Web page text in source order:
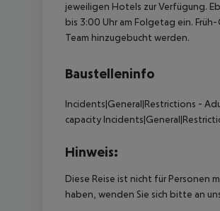
jeweiligen Hotels zur Verfügung.
bis 3:00 Uhr am Folgetag ein.
Team hinzugebucht werden.
Baustelleninfo
Incidents|General|Restrictions -
capacity
Hinweis:
Diese Reise ist nicht für Personen
haben, wenden Sie sich bitte an